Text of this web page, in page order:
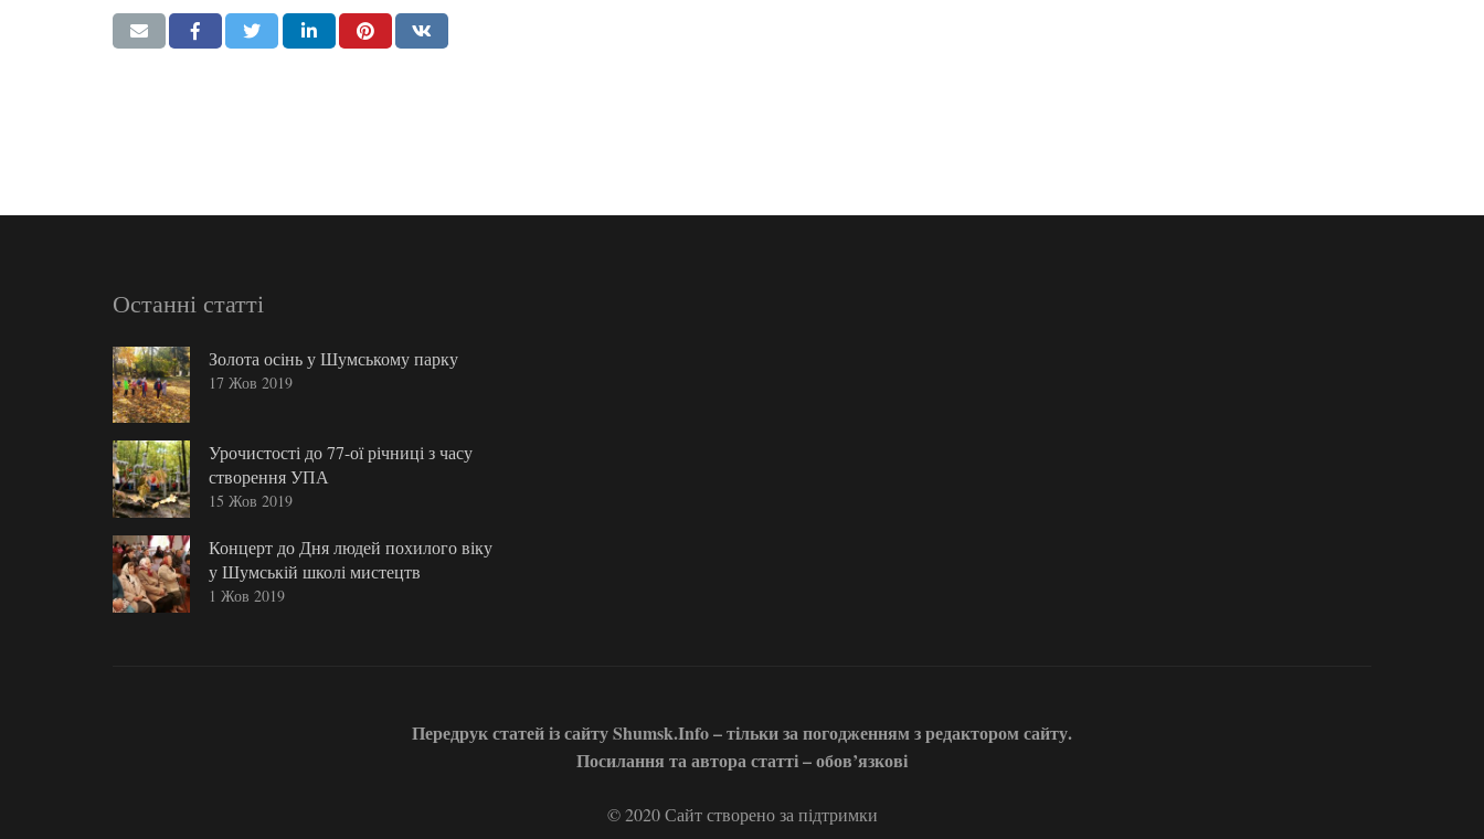
Останні статті
Золота осінь у Шумському парку
17 Жов 2019
Урочистості до 77-ої річниці з часу
створення УПА
15 Жов 2019
Концерт до Дня людей похилого віку
у Шумській школі мистецтв
1 Жов 2019
Передрук статей із сайту Shumsk.Info – тільки за погодженням з редактором сайту.
Посилання та автора статті – обов’язкові
© 2020 Сайт створено за підтримки